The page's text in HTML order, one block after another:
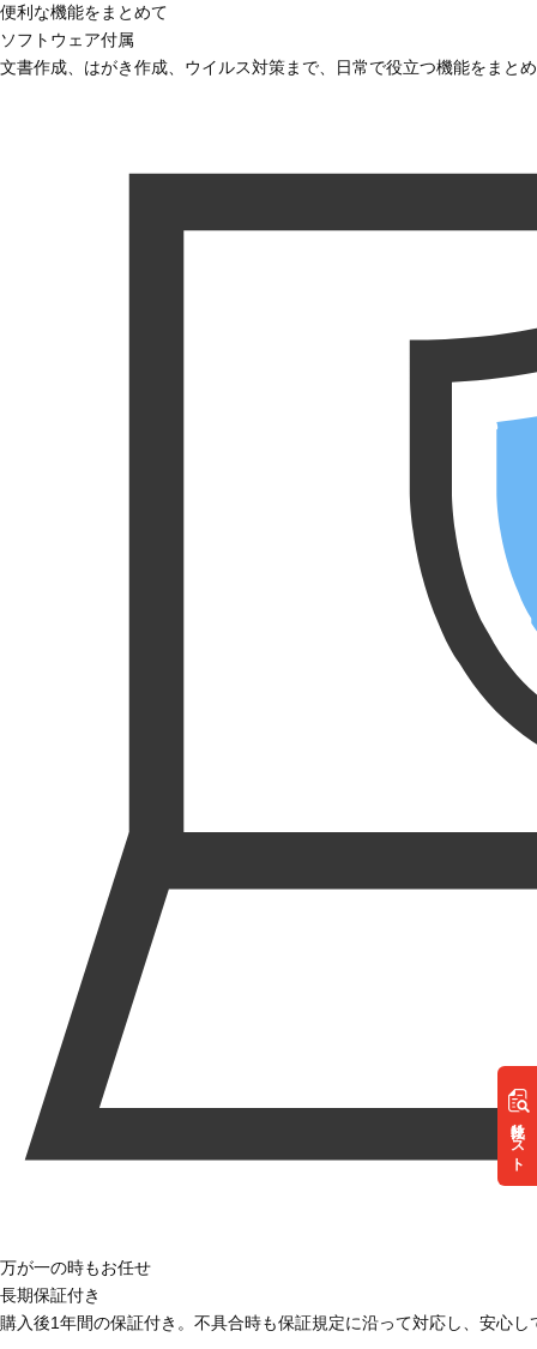
リスト
便利な機能をまとめて
ソフトウェア付属
文書作成、はがき作成、ウイルス対策まで、日常で役立つ機能をまと
万が一の時もお任せ
長期保証付き
購入後1年間の保証付き。不具合時も保証規定に沿って対応し、安心